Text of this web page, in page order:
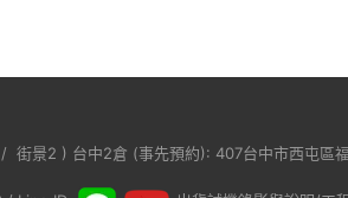
街景2 ) 台中2倉 (事先預約): 407台中市西屯區